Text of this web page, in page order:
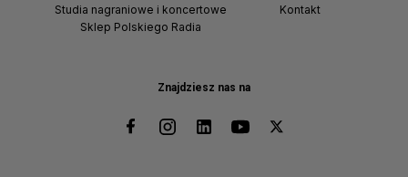
Znajdziesz nas na
Studia nagraniowe i koncertowe
Sklep Polskiego Radia
Kontakt